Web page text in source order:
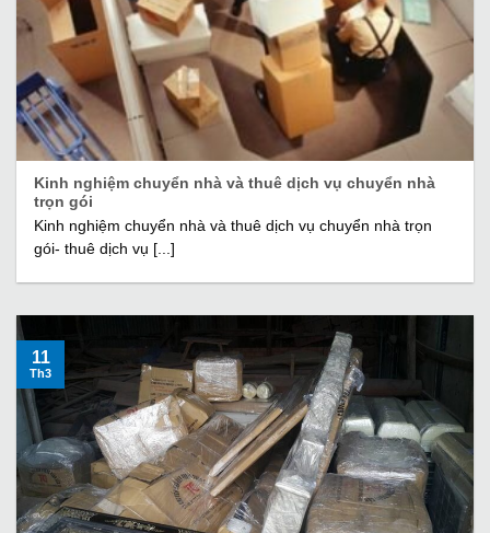
Kinh nghiệm chuyển nhà và thuê dịch vụ chuyển nhà
trọn gói
Kinh nghiệm chuyển nhà và thuê dịch vụ chuyển nhà trọn
gói- thuê dịch vụ [...]
11
Th3